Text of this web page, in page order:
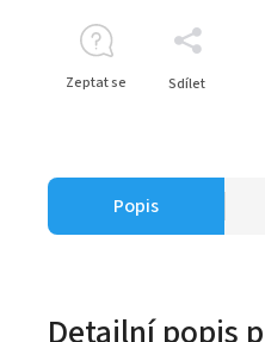
Zeptat se Sdílet
Popis
Detailní popis